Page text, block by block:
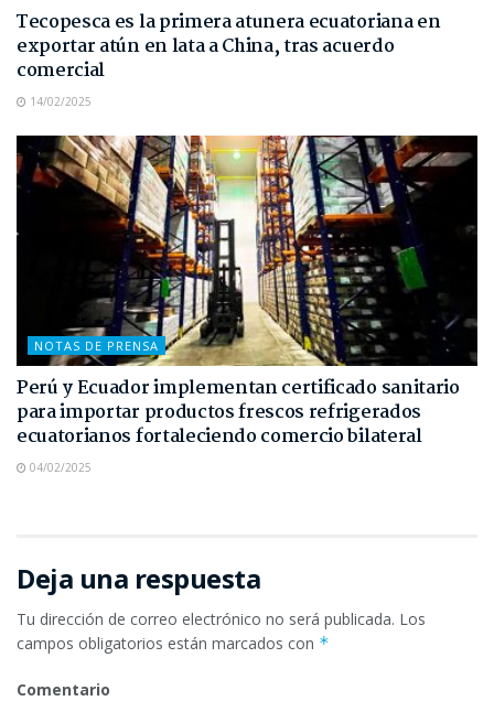
Tecopesca es la primera atunera ecuatoriana en
exportar atún en lata a China, tras acuerdo
comercial
14/02/2025
NOTAS DE PRENSA
Perú y Ecuador implementan certificado sanitario
para importar productos frescos refrigerados
ecuatorianos fortaleciendo comercio bilateral
04/02/2025
Deja una respuesta
Tu dirección de correo electrónico no será publicada. Los
campos obligatorios están marcados con *
Comentario